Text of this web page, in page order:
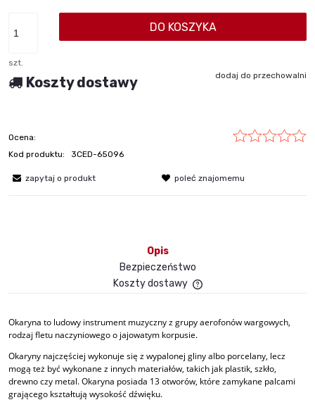
szt.
DO KOSZYKA
dodaj do przechowalni
Koszty dostawy
Ocena:
Kod produktu:
3CED-65096
zapytaj o produkt poleć znajomemu
Opis
Bezpieczeństwo
Koszty dostawy
Okaryna to ludowy instrument muzyczny z grupy aerofonów wargowych,
rodzaj fletu naczyniowego o jajowatym korpusie.
Okaryny najczęściej wykonuje się z wypalonej gliny albo porcelany, lecz
mogą też być wykonane z innych materiałów, takich jak plastik, szkło,
drewno czy metal. Okaryna posiada 13 otworów, które zamykane palcami
grającego kształtują wysokość dźwięku.